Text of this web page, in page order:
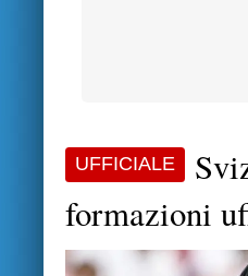
UFFICIALE
formazioni